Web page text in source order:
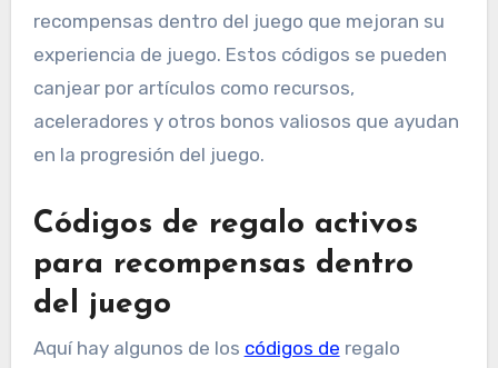
recompensas dentro del juego que mejoran su
experiencia de juego. Estos códigos se pueden
canjear por artículos como recursos,
aceleradores y otros bonos valiosos que ayudan
en la progresión del juego.
Códigos de regalo activos
para recompensas dentro
del juego
Aquí hay algunos de los códigos de regalo